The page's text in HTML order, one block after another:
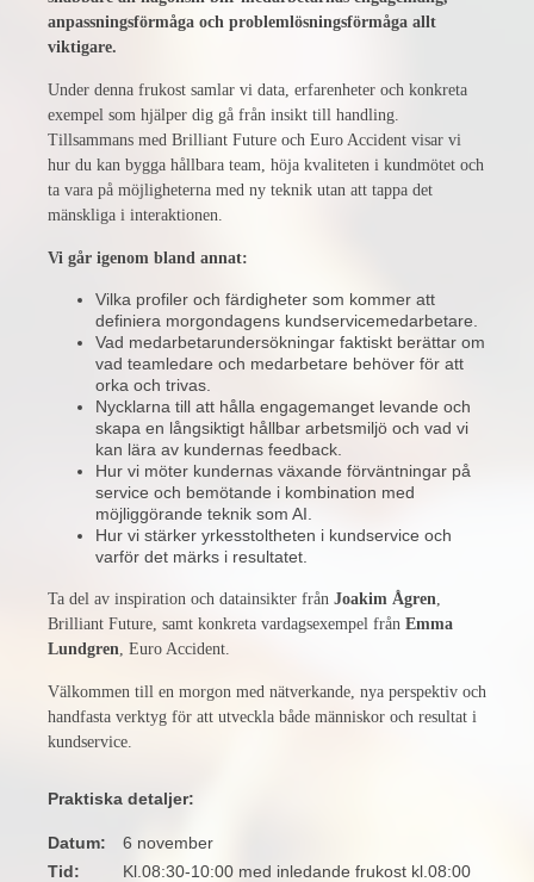
anpassningsförmåga och problemlösningsförmåga allt
viktigare.
Under denna frukost samlar vi data, erfarenheter och konkreta
exempel som hjälper dig gå från insikt till handling.
Tillsammans med Brilliant Future och Euro Accident visar vi
hur du kan bygga hållbara team, höja kvaliteten i kundmötet och
ta vara på möjligheterna med ny teknik utan att tappa det
mänskliga i interaktionen.
Vi går igenom bland annat:
Vilka profiler och färdigheter som kommer att
definiera morgondagens kundservicemedarbetare.
Vad medarbetarundersökningar faktiskt berättar om
vad teamledare och medarbetare behöver för att
orka och trivas.
Nycklarna till att hålla engagemanget levande och
skapa en långsiktigt hållbar arbetsmiljö och vad vi
kan lära av kundernas feedback.
Hur vi möter kundernas växande förväntningar på
service och bemötande i kombination med
möjliggörande teknik som AI.
Hur vi stärker yrkesstoltheten i kundservice och
varför det märks i resultatet.
Ta del av inspiration och datainsikter från Joakim Ågren,
Brilliant Future, samt konkreta vardagsexempel från Emma
Lundgren, Euro Accident.
Välkommen till en morgon med nätverkande, nya perspektiv och
handfasta verktyg för att utveckla både människor och resultat i
kundservice.
Praktiska detaljer:
Datum:
6 november
Tid:
Kl.08:30-10:00 med inledande frukost kl.08:00